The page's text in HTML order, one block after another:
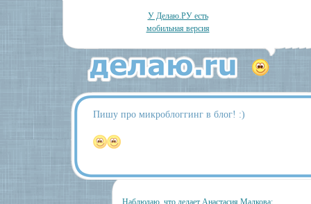
У Делаю.РУ есть
мобильная версия
Пишу про микроблоггинг в блог! :)
Наблюдаю, что делает Анастасия Малкова: